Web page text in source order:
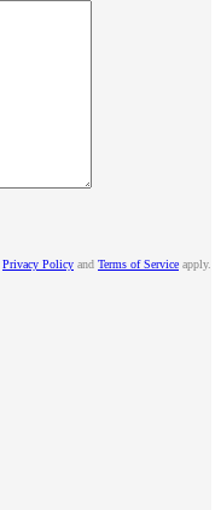
Privacy Policy and Terms of Service apply.